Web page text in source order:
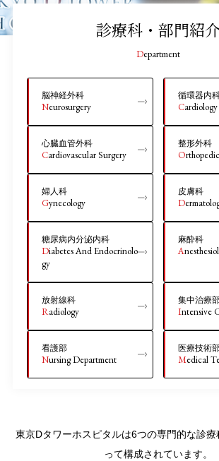
診療科・部門紹
Department
脳神経外科
Neurosurgery
循環器内
Cardiology
心臓血管外科
Cardiovascular Surgery
整形外科
婦人科
Gynecology
皮膚科
糖尿病内分泌内科
Diabetes And Endocrinolo
gy
麻酔科
放射線科
Radiology
集中治療
Intensive
看護部
Nursing Department
医療技術
Medical
東京Dタワーホスピタルは6つの専門的な診療
って構成されています。